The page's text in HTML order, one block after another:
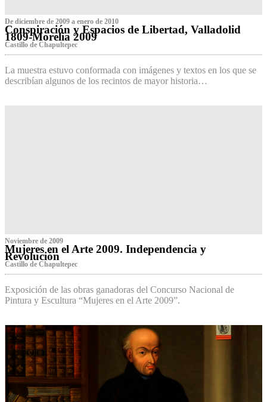
De diciembre de 2009 a enero de 2010
Conspiración y Espacios de Libertad, Valladolid
1809-Morelia 2009
Castillo de Chapultepec
La muestra estuvo conformada con imágenes y textos en los que se
describían algunos de los recintos de mayor historia…
Noviembre de 2009
Mujeres en el Arte 2009. Independencia y
Revolución
Castillo de Chapultepec
Exposición de las obras ganadoras del Concurso Nacional de
Pintura y Escultura “Mujeres en el Arte 2009”.